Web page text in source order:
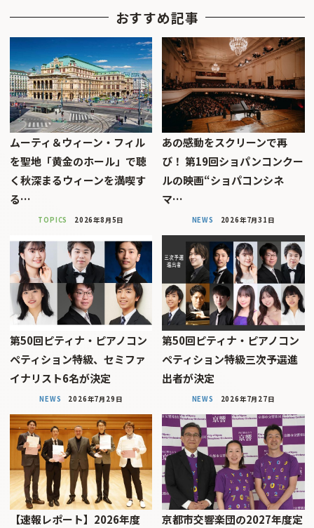
おすすめ記事
ムーティ＆ウィーン・フィル
を聖地「黄金のホール」で聴
く秋深まるウィーンを満喫す
る…
TOPICS 2026年8月5日
あの感動をスクリーンで再
び！ 第19回ショパンコンクー
ルの映画“ショパコンシネ
マ…
NEWS 2026年7月31日
第50回ピティナ・ピアノコン
ペティション特級、セミファ
イナリスト6名が決定
NEWS 2026年7月29日
第50回ピティナ・ピアノコン
ペティション特級三次予選進
出者が決定
NEWS 2026年7月27日
【速報レポート】2026年度
京都市交響楽団の2027年度定